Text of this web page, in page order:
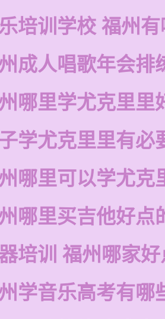
培训学校 福州
成人唱歌年会排
哪里学尤克里里
学尤克里里有必
哪里可以学尤克
哪里买吉他好点
培训 福州哪家
学音乐高考有哪